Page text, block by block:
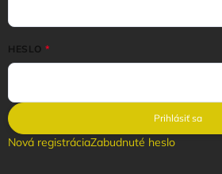
HESLO
Prihlásiť sa
Nová registráciaZabudnuté heslo